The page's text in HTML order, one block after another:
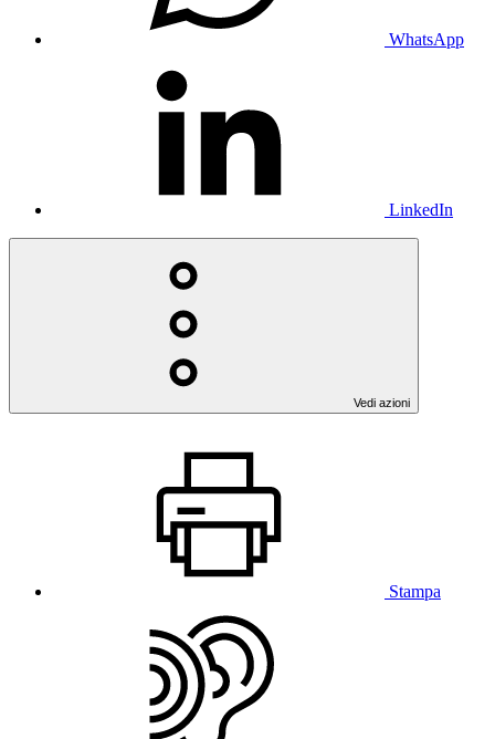
WhatsApp
LinkedIn
Vedi azioni
Stampa